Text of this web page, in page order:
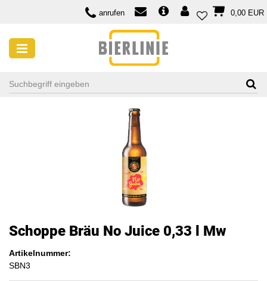
anrufen 0,00 EUR
Schoppe Bräu No Juice 0,33 l Mw
Artikelnummer:
SBN3